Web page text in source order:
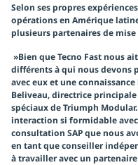
Selon ses propres
opérations en Amérique
plusieurs partenaires de
»Bien que Tecno Fast nous
différents à qui nous devons
avec eux et une
Beliveau, directrice
spéciaux de Triumph
interaction si formidable avec
consultation SAP que nous
en tant que conseiller
à travailler avec un